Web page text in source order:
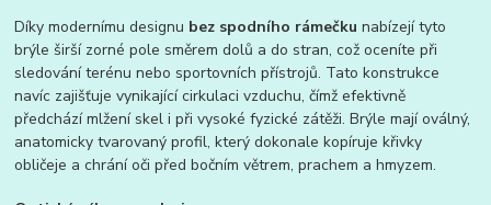
Díky modernímu designu bez spodního rámečku nabízejí tyto
brýle širší zorné pole směrem dolů a do stran, což oceníte při
sledování terénu nebo sportovních přístrojů. Tato konstrukce
navíc zajišťuje vynikající cirkulaci vzduchu, čímž efektivně
předchází mlžení skel i při vysoké fyzické zátěži. Brýle mají oválný,
anatomicky tvarovaný profil, který dokonale kopíruje křivky
obličeje a chrání oči před bočním větrem, prachem a hmyzem.